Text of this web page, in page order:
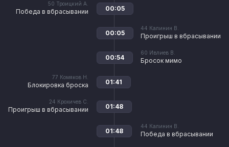
50 Троицкий А.
Победа в вбрасывании 00:05
44 Калинин В.
Проигрыш в вбрасывании
00:05
60 Ивлиев В.
Бросок мимо
00:54
77 Комяков Н.
Блокировка броска 01:41
24 Крохичев С.
Проигрыш в вбрасывании 01:48
44 Калинин В.
Победа в вбрасывании
01:48